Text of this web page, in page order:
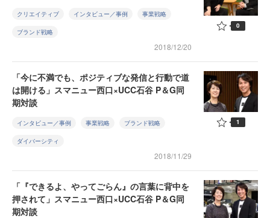
クリエイティブ インタビュー／事例 事業戦略
ブランド戦略
2018/12/20
0
「今に不満でも、ポジティブな発信と行動で道
は開ける」スマニュー西口×UCC石谷 P＆G同
期対談
インタビュー／事例 事業戦略 ブランド戦略
ダイバーシティ
2018/11/29
1
「『できるよ、やってごらん』の言葉に背中を
押されて」スマニュー西口×UCC石谷 P＆G同
期対談